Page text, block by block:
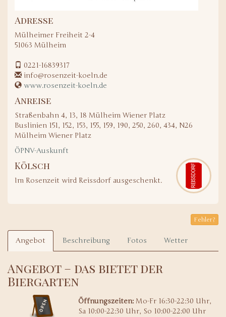
Adresse
Mülheimer Freiheit 2-4
51063 Mülheim
0221-16839317
info@rosenzeit-koeln.de
www.rosenzeit-koeln.de
Anreise
Straßenbahn 4, 13, 18 Mülheim Wiener Platz
Buslinien 151, 152, 153, 155, 159, 190, 250, 260, 434, N26
Mülheim Wiener Platz
ÖPNV-Auskunft
Kölsch
Im Rosenzeit wird Reissdorf ausgeschenkt.
Fehler?
Angebot Beschreibung Fotos Wetter
Angebot – das bietet der
Biergarten
Öffnungszeiten: Mo-Fr 16:30-22:30 Uhr,
Sa 10:00-22:30 Uhr, So 10:00-22:00 Uhr